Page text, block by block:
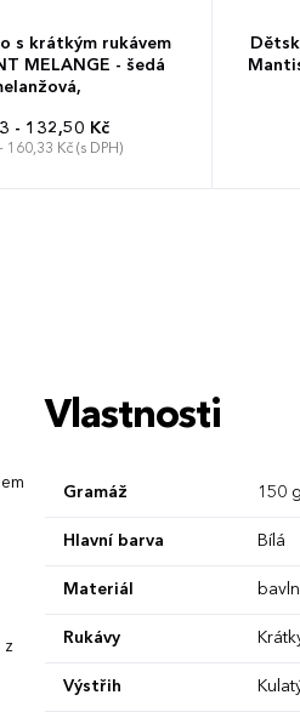
s krátkým rukávem
MELANGE - šedá
- 132,50 Kč
160,33 Kč (s DPH)
z
Vlastnosti
Gramáž 150
Hlavní barva Bílá
Materiál
Rukávy
Výstřih